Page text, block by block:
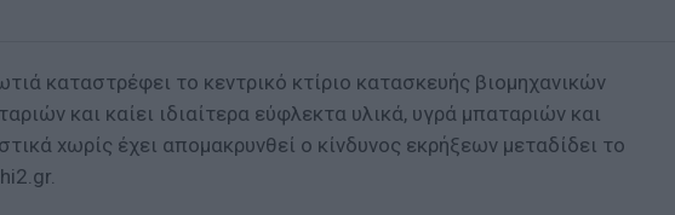
καταστρέφει το κεντρικό κτίριο κατασκευής βιομηχανικών
και καίει ιδιαίτερα εύφλεκτα υλικά, υγρά μπαταριών και
xωρίς έχει απομακρυνθεί ο κίνδυνος εκρήξεων μεταδίδει το